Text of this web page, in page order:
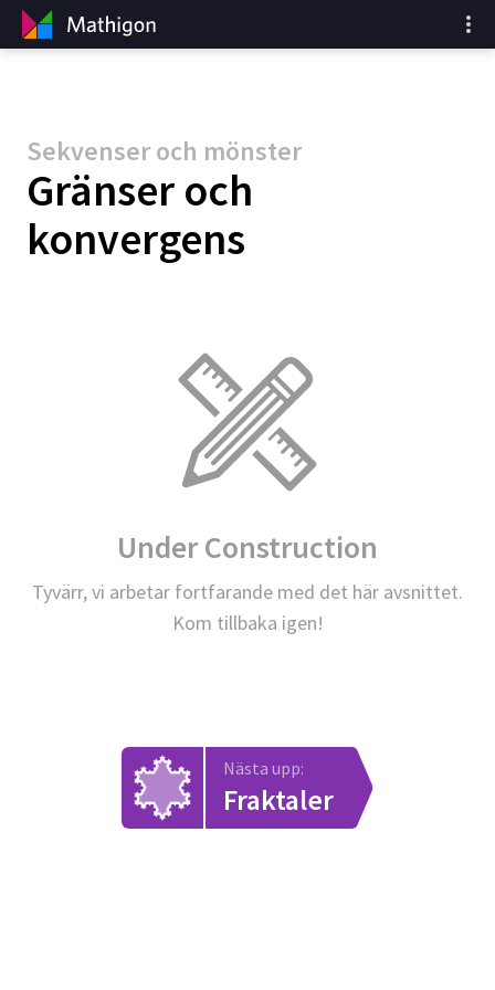
Sekvenser och mönster
Gränser och
konvergens
Under Construction
Tyvärr, vi arbetar fortfarande med det här avsnittet.
Kom tillbaka igen!
Nästa upp:
Fraktaler